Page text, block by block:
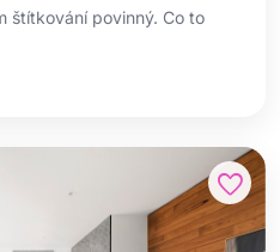
štítkování povinný. Co to
favorite